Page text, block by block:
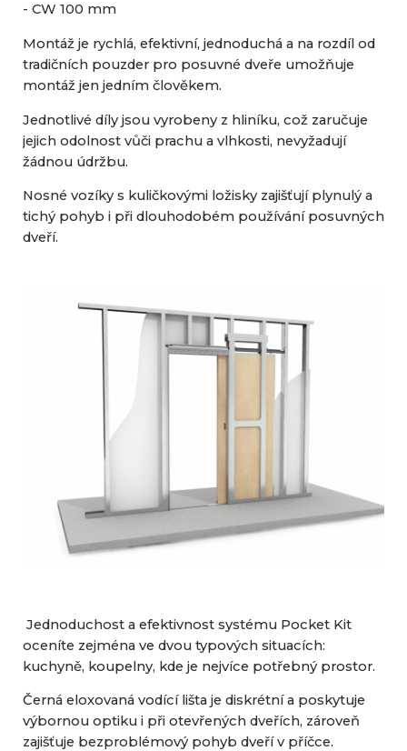
- CW 100 mm
Montáž je rychlá, efektivní, jednoduchá a na rozdíl od
tradičních pouzder pro posuvné dveře umožňuje
montáž jen jedním člověkem.
Jednotlivé díly jsou vyrobeny z hliníku, což zaručuje
jejich odolnost vůči prachu a vlhkosti, nevyžadují
žádnou údržbu.
Nosné vozíky s kuličkovými ložisky zajišťují plynulý a
tichý pohyb i při dlouhodobém používání posuvných
dveří.
Jednoduchost a efektivnost systému Pocket Kit
oceníte zejména ve dvou typových situacích:
kuchyně, koupelny, kde je nejvíce potřebný prostor.
Černá eloxovaná vodící lišta je diskrétní a poskytuje
výbornou optiku i při otevřených dveřích, zároveň
zajišťuje bezproblémový pohyb dveří v příčce.